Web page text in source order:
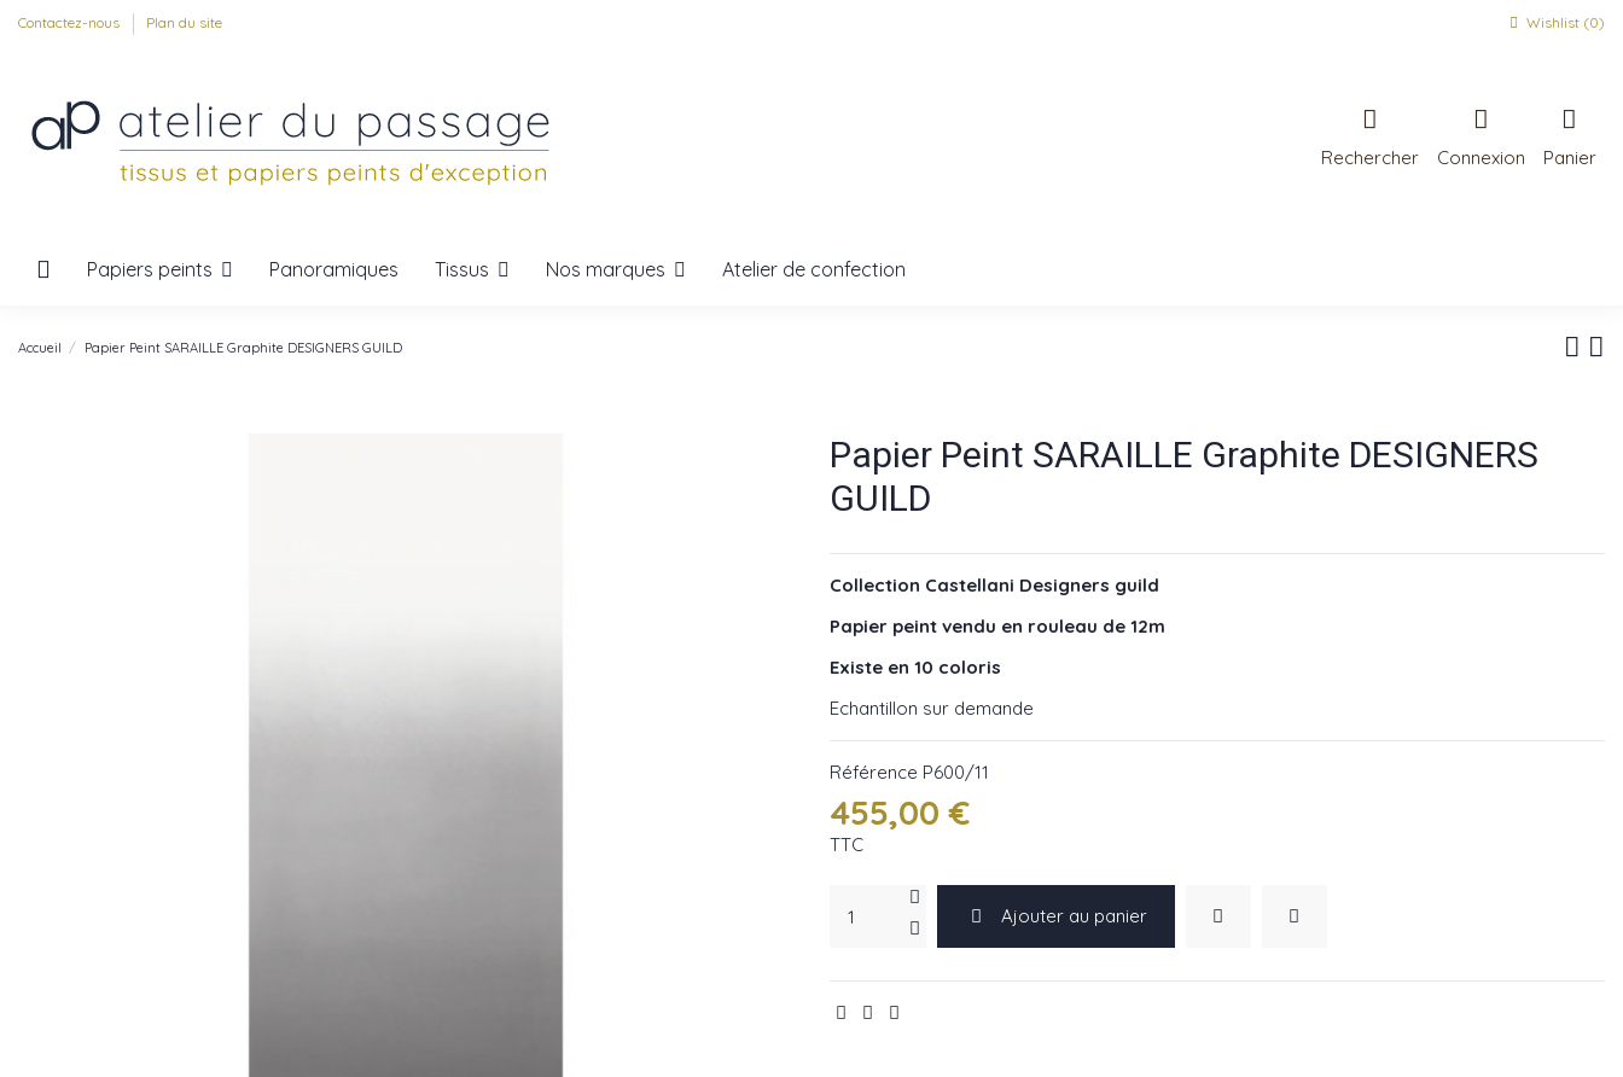
Contactez-nous Plan du site Wishlist (0)
Rechercher Connexion Panier
Papiers peints Panoramiques Tissus Nos marques Atelier de confection
Accueil Papier Peint SARAILLE Graphite DESIGNERS GUILD
Papier Peint SARAILLE Graphite DESIGNERS
GUILD
Collection Castellani Designers guild
Papier peint vendu en rouleau de 12m
Existe en 10 coloris
Echantillon sur demande
Référence P600/11
455,00 €
TTC
Ajouter au panier